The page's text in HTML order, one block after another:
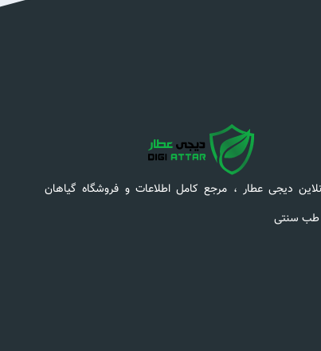
دیجی عطار ، مرجع کامل اطلاعات و فروشگاه گیاهان
طب سنتی